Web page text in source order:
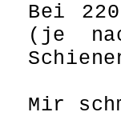
Bei
(je
Mir